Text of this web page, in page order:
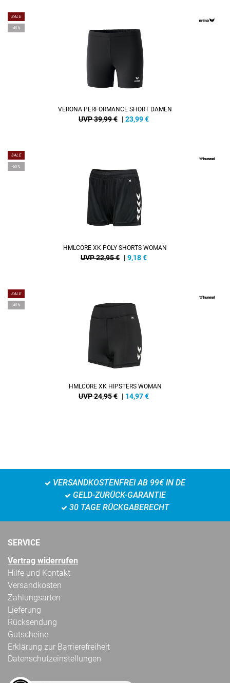
SALE
-40%
VERONA PERFORMANCE SHORT DAMEN
UVP 39,99 € | 23,99€
SALE
-60%
HMLCORE XK POLY SHORTS WOMAN
UVP 22,95 € | 9,18€
SALE
-40%
HMLCORE XK HIPSTERS WOMAN
UVP 24,95 € | 14,97€
VERSANDKOSTENFREI AB 99€ IN DE
GELD-ZURÜCK-GARANTIE
30 TAGE RÜCKGABERECHT
SERVICE
Vertrag widerrufen
Hilfe und Kontakt
Versandkosten
Zahlungsarten
Lieferung
Rücksendung
Gutscheine
Erklärung zur Barrierefreiheit
Datenschutzeinstellungen